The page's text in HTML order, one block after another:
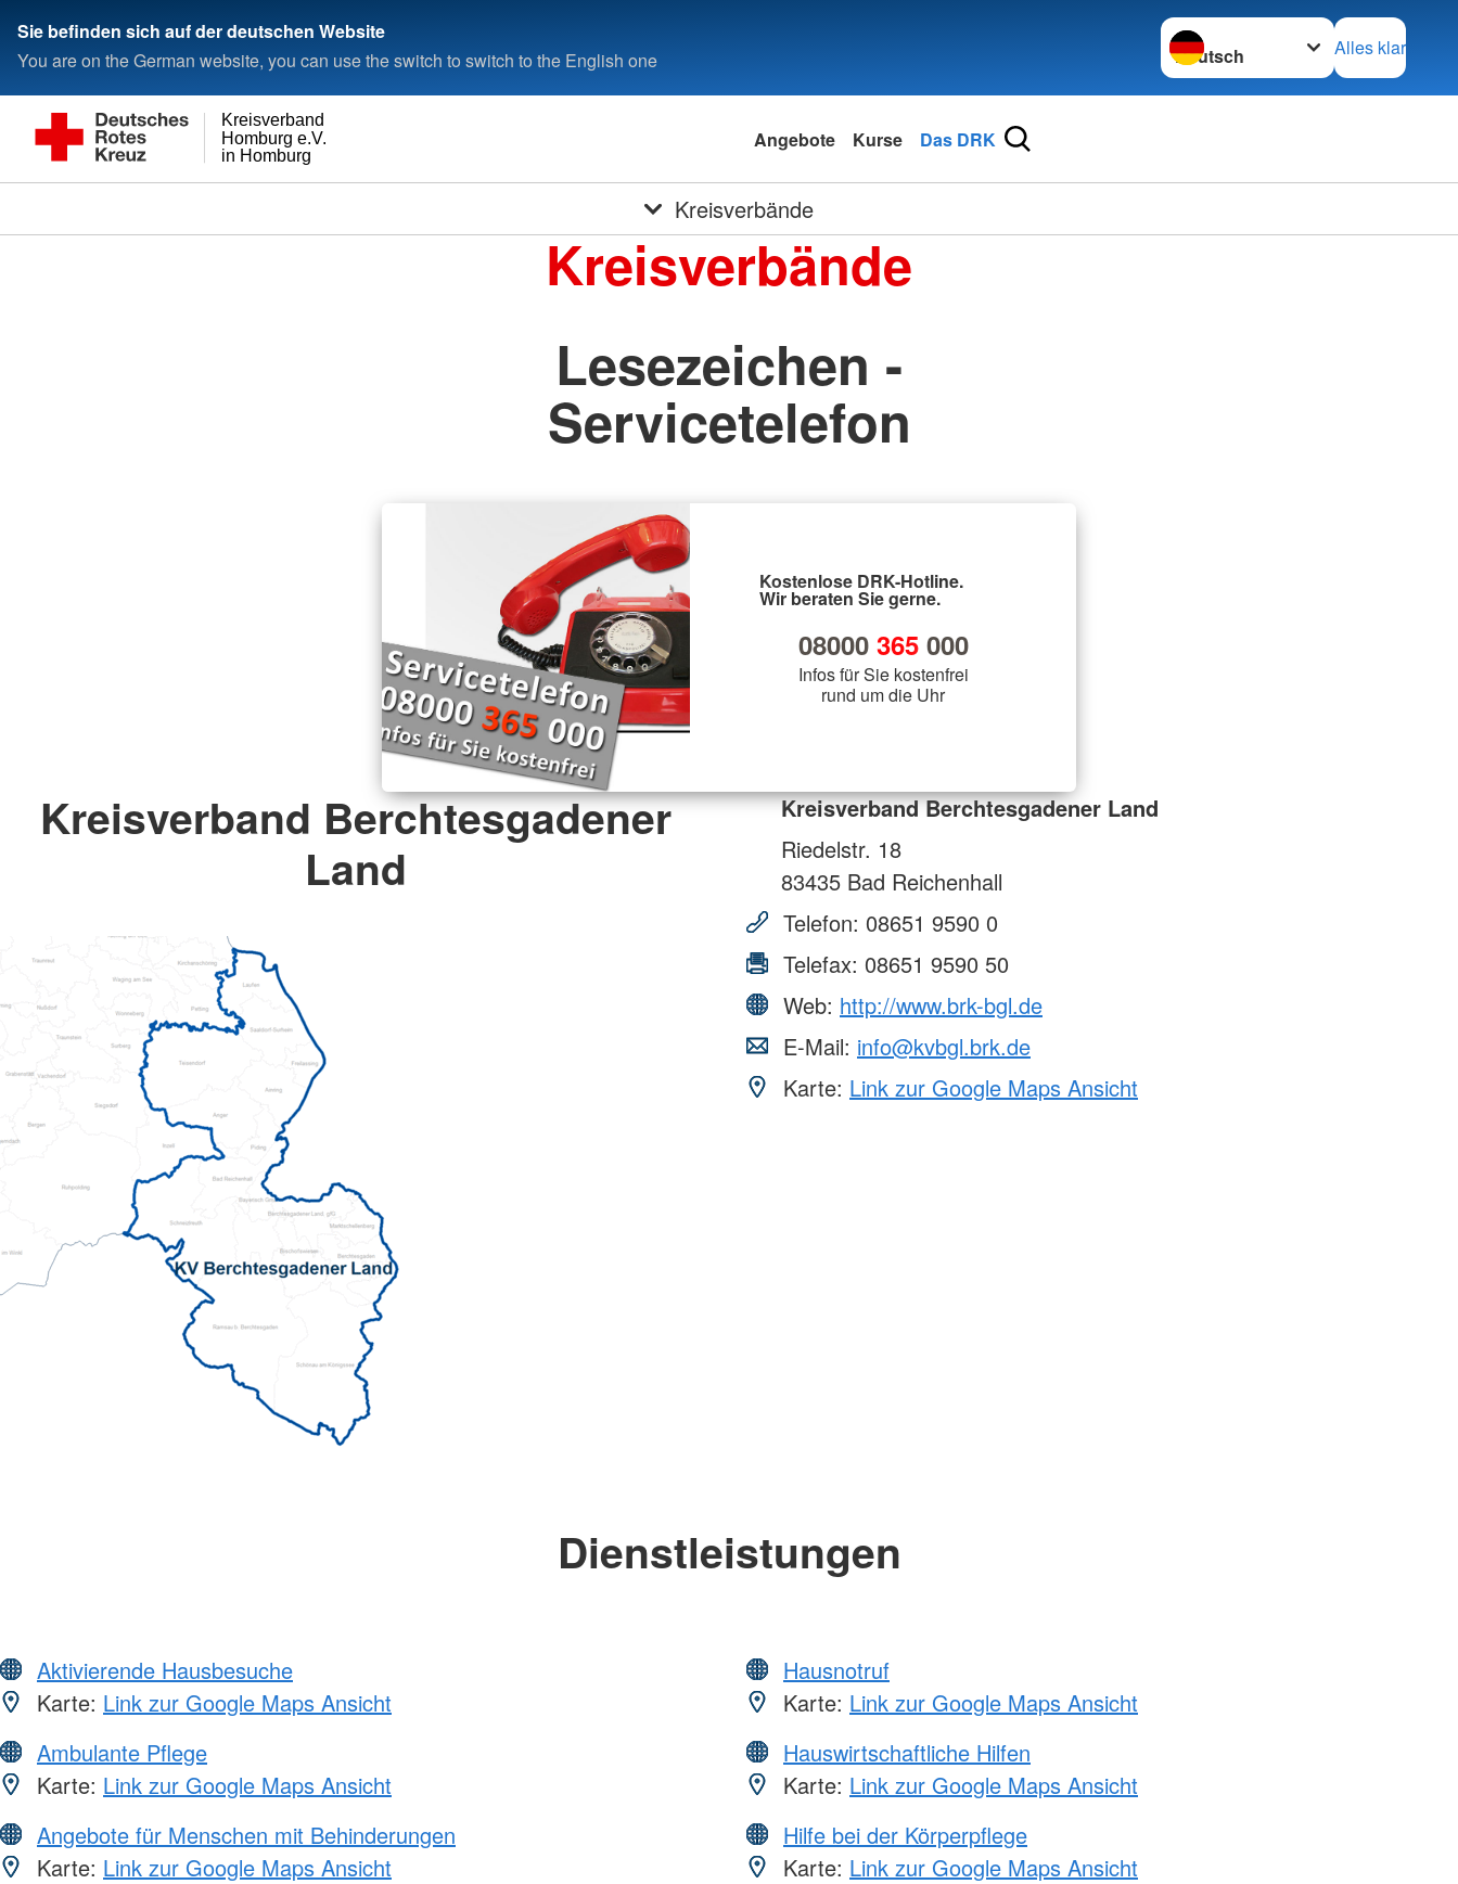
Sie befinden sich auf der deutschen Website
You are on the German website, you can use the switch to switch to the English one
Sprache wechseln zu
Alles klar
in Homburg
Homburg e.V.
Kreisverband
Angebote Kurse Das DRK
Kreisverbände
Kreisverbände
Lesezeichen -
Servicetelefon
Kostenlose DRK-Hotline.
Wir beraten Sie gerne.
08000 365000
Infos für Sie kostenfrei
rund um die Uhr
Kreisverband Berchtesgadener
Land
Kreisverband Berchtesgadener Land
Riedelstr. 18
83435 Bad Reichenhall
Telefon: 08651 9590 0
Telefax: 08651 9590 50
Web: http://www.brk-bgl.de
E-Mail: info@kvbgl.brk.de
Karte: Link zur Google Maps Ansicht
Dienstleistungen
Aktivierende Hausbesuche
Karte: Link zur Google Maps Ansicht
Ambulante Pflege
Karte: Link zur Google Maps Ansicht
Angebote für Menschen mit Behinderungen
Karte: Link zur Google Maps Ansicht
Hausnotruf
Karte: Link zur Google Maps Ansicht
Hauswirtschaftliche Hilfen
Karte: Link zur Google Maps Ansicht
Hilfe bei der Körperpflege
Karte: Link zur Google Maps Ansicht